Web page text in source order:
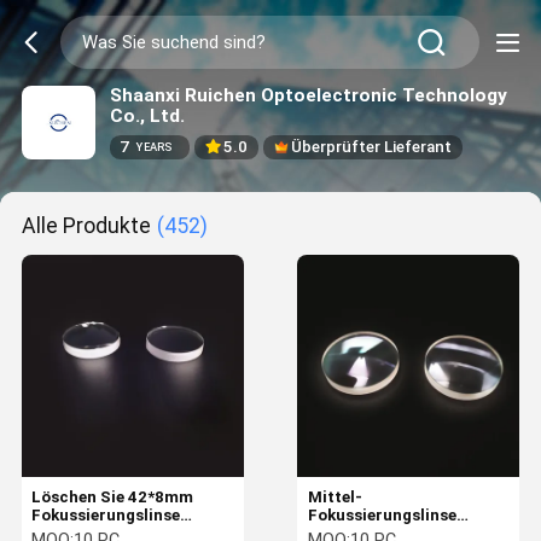
Shaanxi Ruichen Optoelectronic Technology
Co., Ltd.
7 YEARS 5.0 Überprüfter Lieferant
Alle Produkte (452)
Löschen Sie 42*8mm
Fokussierungslinse
Lasers F150 für Laser-
Mittel-
Fokussierungslinse
Plano-konvexen Körpers